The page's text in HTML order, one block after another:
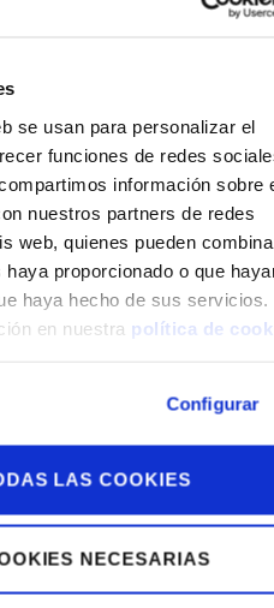
se usan para personalizar el
funciones de redes
información sobre
nuestros partners de redes
web, quienes pueden
proporcionado o que
haya hecho de sus servicios.
en nuestra política de
Configurar
LAS COOKIES
NECESARIAS
el mismo, así como de
su implementación
publicación y/o uso
los contenidos,
web difech.es sin el
escrito.
del
DIFECH
gratuitos y/o de
intelectual necesarios